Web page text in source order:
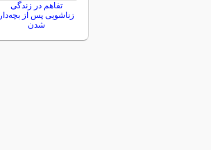
تفاهم در زندگی
زناشویی پس از بچه‌دار
شدن